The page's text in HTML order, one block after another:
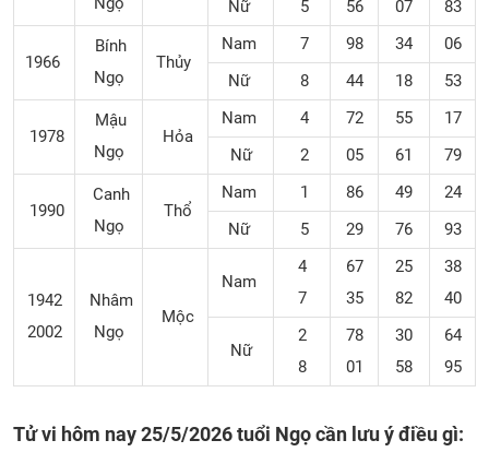
Nữ
5 56 07 83
1966
Bính
Ngọ
Thủy
Nam 7 98 34
06
Nữ
8 44 18 53
1978
Mậu
Ngọ
Hỏa
Nam 4 72 55
17
Nữ
2 05 61 79
1990
Canh
Ngọ
Thổ
Nam 1 86 49
24
Nữ
5 29 76 93
1942
2002
Nhâm
Ngọ
Mộc
Nam
4
7
67
35
25
82
38
40
Nữ
2
8
78
01
30
58
64
95
Tử vi hôm nay 25/5/2026tuổi Ngọ cần lưu ý điều gì: